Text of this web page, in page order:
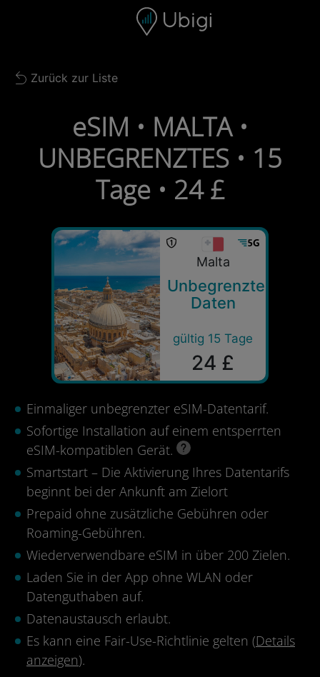
Navigationsleiste Fußzeile
Back to list
Zurück zur Liste
eSIM • MALTA •
UNBEGRENZTES • 15
Tage • 24 £
Malta
Unbegrenzte
Daten
gültig 15 Tage
24 £
Einmaliger unbegrenzter eSIM-Datentarif.
Sofortige Installation auf einem entsperrten
eSIM-kompatiblen Gerät.
Smartstart – Die Aktivierung Ihres Datentarifs
beginnt bei der Ankunft am Zielort
Prepaid ohne zusätzliche Gebühren oder
Roaming-Gebühren.
Wiederverwendbare eSIM in über 200 Zielen.
Laden Sie in der App ohne WLAN oder
Datenguthaben auf.
Datenaustausch erlaubt.
Es kann eine Fair-Use-Richtlinie gelten (Details
anzeigen).